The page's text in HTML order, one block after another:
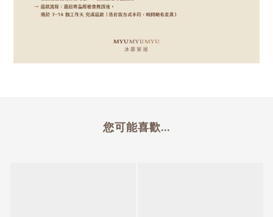
您可能喜歡...